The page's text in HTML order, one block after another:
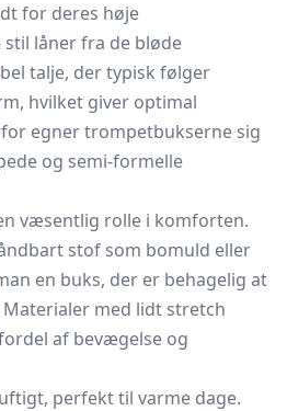
for deres høje
låner fra de bløde
talje, der typisk følger
hvilket giver optimal
egner trompetbukserne sig
og semi-formelle
væsentlig rolle i komforten.
stof som bomuld eller
en buks, der er behagelig at
med lidt stretch
af bevægelse og
perfekt til varme dage.